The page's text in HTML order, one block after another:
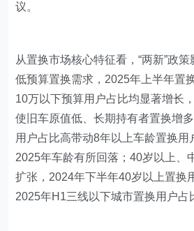
议。
从置换市场核心特征看，“两新”政
低预算置换需求，2025年上半年置
10万以下预算用户占比均显著增长
使旧车原值低、长期持有者置换增
用户占比高带动8年以上车龄置换用
2025年车龄有所回落；40岁以上、
扩张，2024年下半年40岁以上置换
2025年H1三线以下城市置换用户占